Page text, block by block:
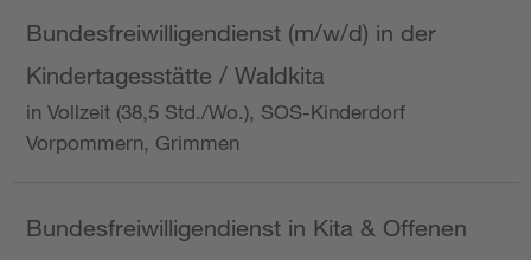
Bundesfreiwilligendienst (m/w/d) in der
Kindertagesstätte / Waldkita
in Vollzeit (38,5 Std./Wo.), SOS-Kinderdorf
Vorpommern, Grimmen
Bundesfreiwilligendienst in Kita & Offenen